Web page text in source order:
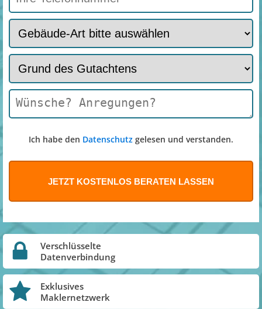
Ich habe den Datenschutz gelesen und verstanden.
Verschlüsselte
Datenverbindung
Exklusives
Maklernetzwerk